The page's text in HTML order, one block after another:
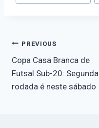
PREVIOUS
Copa Casa Branca de
Futsal Sub-20: Segunda
rodada é neste sábado